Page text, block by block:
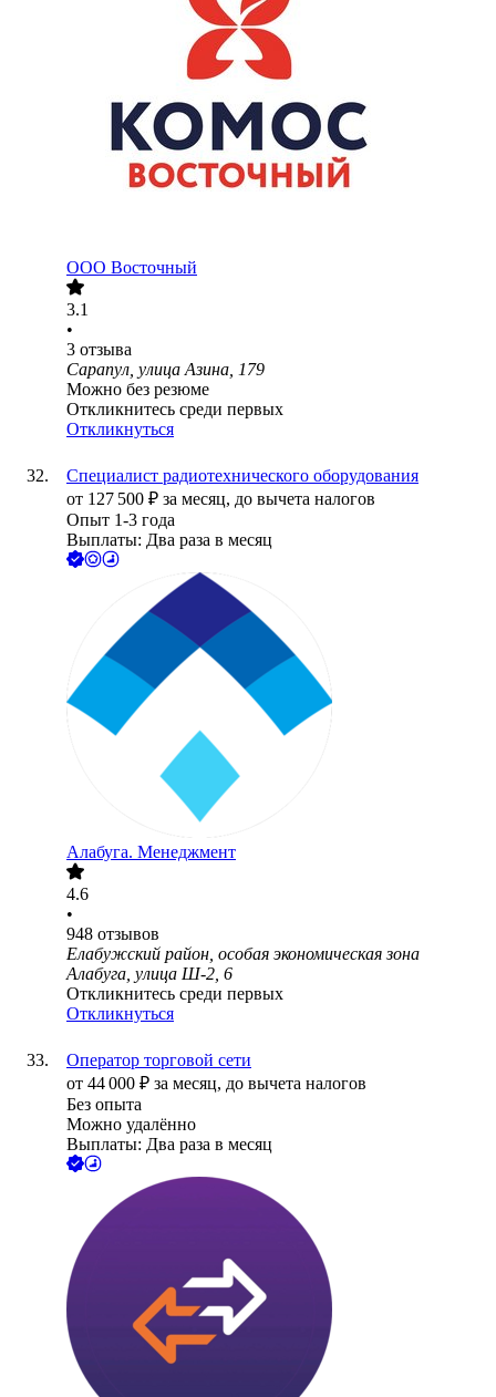
ООО Восточный
3.1
•
3 отзыва
Сарапул, улица Азина, 179
Можно без резюме
Откликнитесь среди первых
Откликнуться
Специалист радиотехнического оборудования
от 127 500 ₽ за месяц, до вычета налогов
Опыт 1-3 года
Выплаты: Два раза в месяц
Алабуга. Менеджмент
4.6
•
948 отзывов
Елабужский район, особая экономическая зона
Алабуга, улица Ш-2, 6
Откликнитесь среди первых
Откликнуться
Оператор торговой сети
от 44 000 ₽ за месяц, до вычета налогов
Без опыта
Можно удалённо
Выплаты: Два раза в месяц